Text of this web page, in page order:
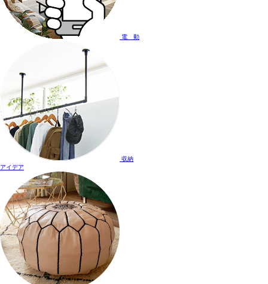
電 動
収納
アイデア